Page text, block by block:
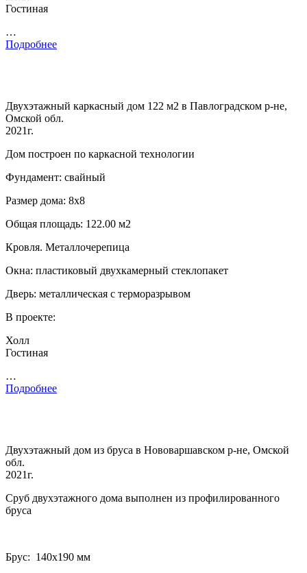
Гостиная
…
Подробнее
Двухэтажный каркасный дом 122 м2 в Павлоградском р-не,
Омской обл.
2021г.
Дом построен по каркасной технологии
Фундамент: свайный
Размер дома: 8х8
Общая площадь: 122.00 м2
Кровля. Металлочерепица
Окна: пластиковый двухкамерный стеклопакет
Дверь: металлическая с терморазрывом
В проекте:
Холл
Гостиная
…
Подробнее
Двухэтажный дом из бруса в Нововаршавском р-не, Омской
обл.
2021г.
Сруб двухэтажного дома выполнен из профилированного
бруса
Брус: 140­х190 мм